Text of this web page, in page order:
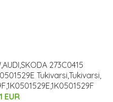
273C0415
Tukivarsi,Tukivarsi,
EUR